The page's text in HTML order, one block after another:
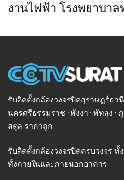
งานไฟฟ้า โรงพยาบาล
รับติดตั้งกล้องวงจรปิดสุราษฎร์ธานี
นครศรีธรรมราช · พังงา · พัทลุง · ภู
สตูล ราคาถูก
รับติดตั้งกล้องวงจรปิดครบวงจร ทั้
ทั้งภายในและภายนอกอาคาร